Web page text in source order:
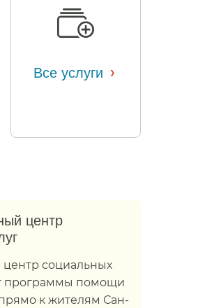
Все услуги ›
центр
социальных
программы помощи
к жителям Сан-